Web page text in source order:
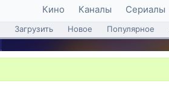
Кино Каналы Сериалы
Загрузить Новое Популярное